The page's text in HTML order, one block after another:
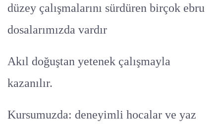
düzey çalışmalarını sürdüren birçok ebru
dosalarımızda vardır
Akıl doğuştan yetenek çalışmayla
kazanılır.
Kursumuzda: deneyimli hocalar ve yaz